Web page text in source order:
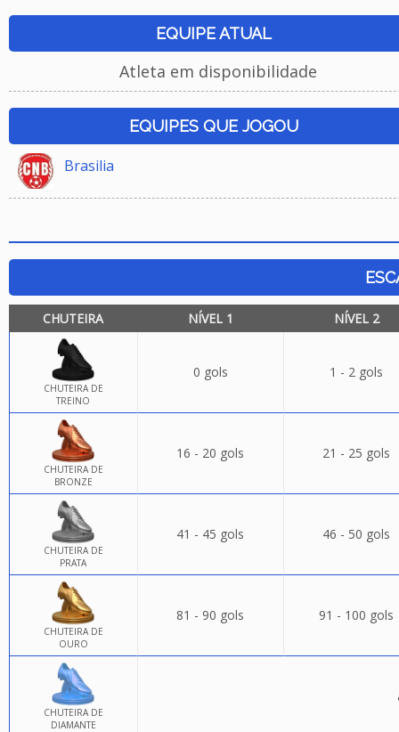
EQUIPE ATUAL
Atleta em disponibilidade
EQUIPES QUE JOGOU
Brasilia
CHUTEIRA NÍVEL 1 NÍVEL 2
CHUTEIRA DE
TREINO
0 gols 1 - 2 gols
CHUTEIRA DE
BRONZE
16 - 20 gols 21 - 25 gols
CHUTEIRA DE
PRATA
41 - 45 gols 46 - 50 gols
CHUTEIRA DE
OURO
81 - 90 gols 91 - 100 gols
CHUTEIRA DE
DIAMANTE